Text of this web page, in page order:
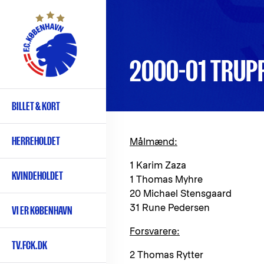
hovedindhold
Primær
navigation
BILLET & KORT
HERREHOLDET
KVINDEHOLDET
VI ER KØBENHAVN
TV.FCK.DK
2000-01
Målmænd:
1 Karim Zaza
1 Thomas Myhre
20 Michael Stensgaard
31 Rune Pedersen
Forsvarere:
2 Thomas Rytter